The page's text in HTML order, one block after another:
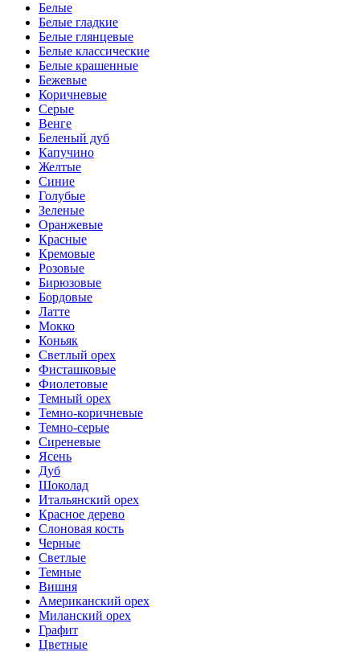
Белые
Белые гладкие
Белые глянцевые
Белые классические
Белые крашенные
Бежевые
Коричневые
Серые
Венге
Беленый дуб
Капучино
Желтые
Синие
Голубые
Зеленые
Оранжевые
Красные
Кремовые
Розовые
Бирюзовые
Бордовые
Латте
Мокко
Коньяк
Светлый орех
Фисташковые
Фиолетовые
Темный орех
Темно-коричневые
Темно-серые
Сиреневые
Ясень
Дуб
Шоколад
Итальянский орех
Красное дерево
Слоновая кость
Черные
Светлые
Темные
Вишня
Американский орех
Миланский орех
Графит
Цветные